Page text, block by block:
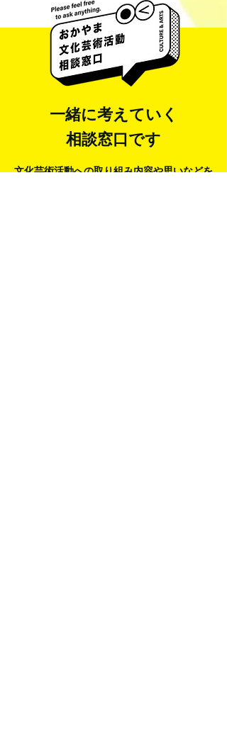
今田 千裕 展 一脈うつ層
一｜天プラ・セレクショ
ンVol.107
文化芸術活動への取り組み内容や思いなどを
一緒に考えていく
相談窓口です